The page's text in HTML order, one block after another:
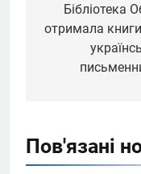
записів
Бібліотека
отримала
Пов'язані